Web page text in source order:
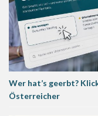
Wer hat’s geerbt?
Österreicher